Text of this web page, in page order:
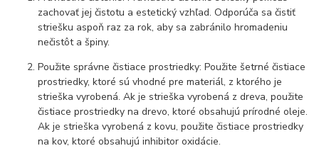
zachovať jej čistotu a estetický vzhľad. Odporúča sa čistiť
striešku aspoň raz za rok, aby sa zabránilo hromadeniu
nečistôt a špiny.
Použite správne čistiace prostriedky: Použite šetrné čistiace
prostriedky, ktoré sú vhodné pre materiál, z ktorého je
strieška vyrobená. Ak je strieška vyrobená z dreva, použite
čistiace prostriedky na drevo, ktoré obsahujú prírodné oleje.
Ak je strieška vyrobená z kovu, použite čistiace prostriedky
na kov, ktoré obsahujú inhibitor oxidácie.